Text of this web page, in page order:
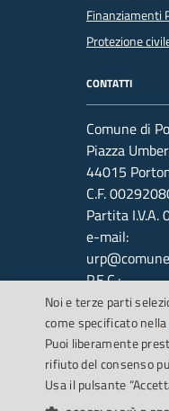
Finanziamenti
Protezione
CONTATTI
Comune di
Piazza
44015
C.F.
Partita
e-mail:
P.E.C.:
Centralino:
Cookie Policy
Noi e terze parti
come specificato nella
Puoi liberamente
rifiuto del consenso
Usa il pulsante